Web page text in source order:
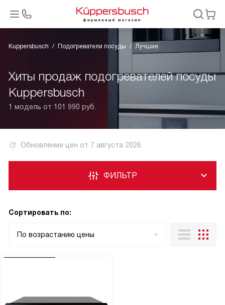
Kuppersbusch Подогреватели посуды Лучшие
Хиты продаж подогревателей посуды
Kuppersbusch
1 модель от 101 990 руб.
Обновление цен от 7 августа 2026
ФИЛЬТР
Сортировать по:
По возрастанию цены